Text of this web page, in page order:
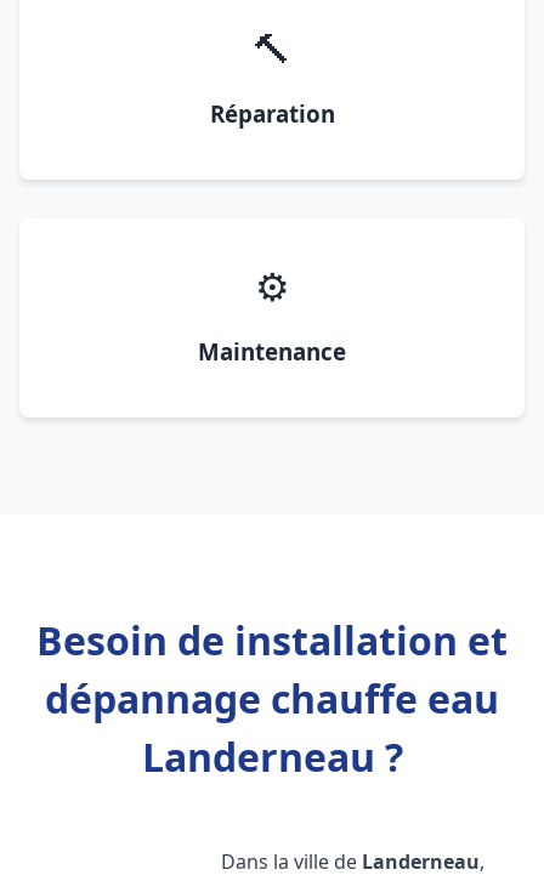
🔨
Réparation
⚙️
Maintenance
Besoin de installation et
dépannage chauffe eau
Landerneau ?
Dans la ville de Landerneau,